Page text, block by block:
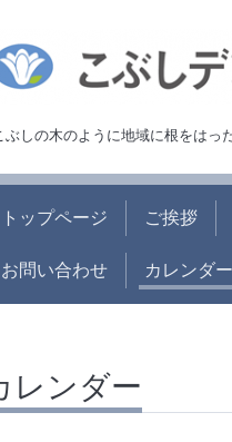
ぶしの木のように地域に根をはっ
トップページ ご挨拶
お問い合わせ カレンダー
レンダー